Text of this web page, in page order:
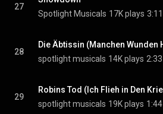
27
Spotlight Musicals 17K plays 3:11
28
spotlight musicals 14K plays 2:33
29
Robins Tod (Ich Flieh in Den
spotlight musicals 19K plays 1:44